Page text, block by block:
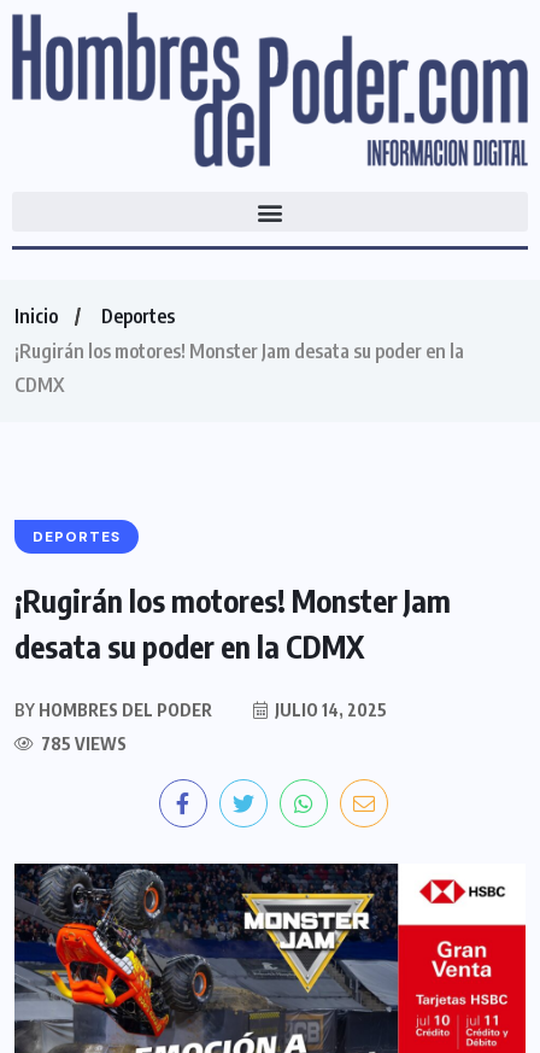
Inicio
Deportes
¡Rugirán los motores! Monster Jam desata su poder en la
CDMX
DEPORTES
¡Rugirán los motores! Monster Jam
desata su poder en la CDMX
BY HOMBRES DEL PODER
JULIO 14, 2025
785 VIEWS